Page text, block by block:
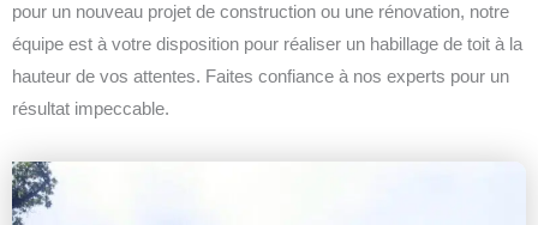
pour un nouveau projet de construction ou une rénovation, notre
équipe est à votre disposition pour réaliser un habillage de toit à la
hauteur de vos attentes. Faites confiance à nos experts pour un
résultat impeccable.